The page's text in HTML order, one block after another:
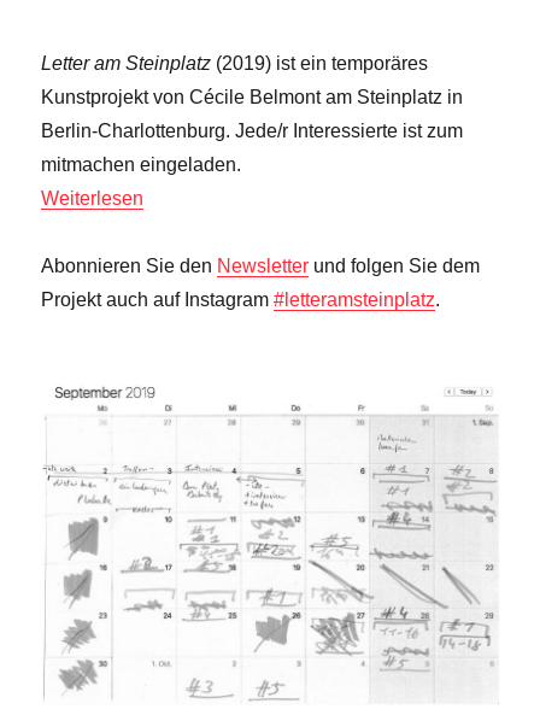
Letter am Steinplatz (2019) ist ein temporäres
Kunstprojekt von Cécile Belmont am Steinplatz in
Berlin-Charlottenburg. Jede/r Interessierte ist zum
mitmachen eingeladen.
Weiterlesen
Abonnieren Sie den Newsletter und folgen Sie dem
Projekt auch auf Instagram#letteramsteinplatz.